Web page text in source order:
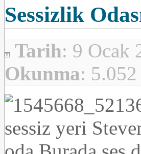
Sessizlik
Tarih: 9 Ocak
Okunma:
sessiz yeri